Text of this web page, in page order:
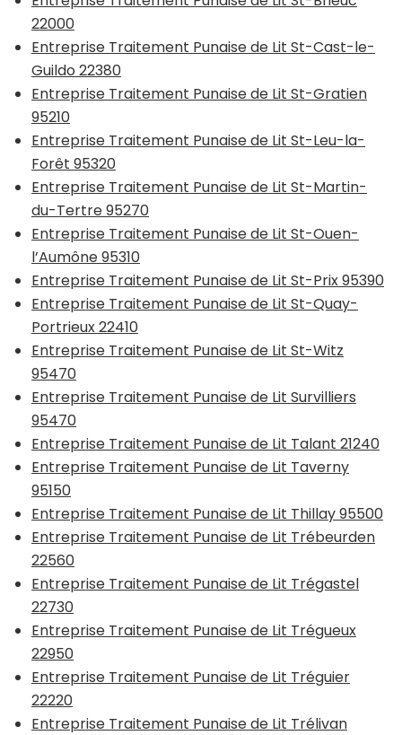
22000
Entreprise Traitement Punaise de Lit St-Cast-le-
Guildo 22380
Entreprise Traitement Punaise de Lit St-Gratien
95210
Entreprise Traitement Punaise de Lit St-Leu-la-
Forêt 95320
Entreprise Traitement Punaise de Lit St-Martin-
du-Tertre 95270
Entreprise Traitement Punaise de Lit St-Ouen-
l’Aumône 95310
Entreprise Traitement Punaise de Lit St-Prix 95390
Entreprise Traitement Punaise de Lit St-Quay-
Portrieux 22410
Entreprise Traitement Punaise de Lit St-Witz
95470
Entreprise Traitement Punaise de Lit Survilliers
95470
Entreprise Traitement Punaise de Lit Talant 21240
Entreprise Traitement Punaise de Lit Taverny
95150
Entreprise Traitement Punaise de Lit Thillay 95500
Entreprise Traitement Punaise de Lit Trébeurden
22560
Entreprise Traitement Punaise de Lit Trégastel
22730
Entreprise Traitement Punaise de Lit Trégueux
22950
Entreprise Traitement Punaise de Lit Tréguier
22220
Entreprise Traitement Punaise de Lit Trélivan